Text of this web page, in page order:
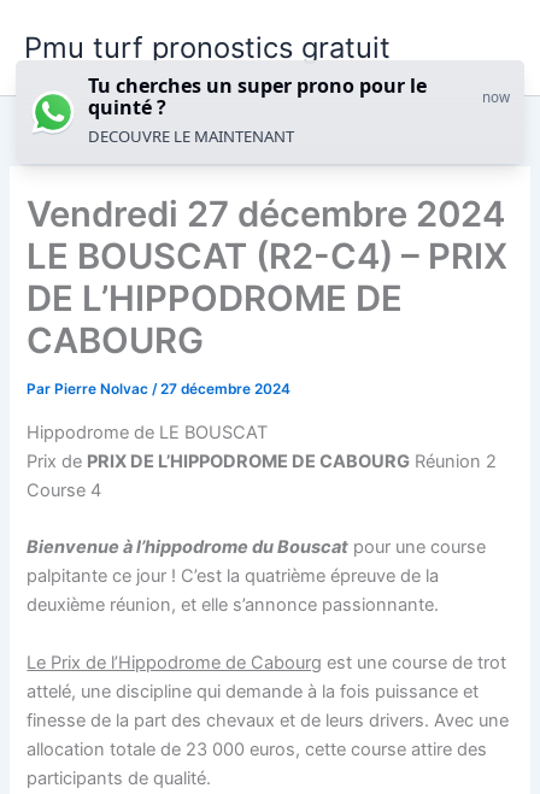
Pmu turf pronostics gratuit
Vendredi 27 décembre 2024
LE BOUSCAT (R2-C4) – PRIX
DE L’HIPPODROME DE
CABOURG
Par Pierre Nolvac/27 décembre 2024
Hippodrome de LE BOUSCAT
Prix de PRIX DE L’HIPPODROME DE CABOURG Réunion 2
Course 4
Bienvenue à l’hippodrome du Bouscat pour une course
palpitante ce jour ! C’est la quatrième épreuve de la
deuxième réunion, et elle s’annonce passionnante.
Le Prix de l’Hippodrome de Cabourg est une course de trot
attelé, une discipline qui demande à la fois puissance et
finesse de la part des chevaux et de leurs drivers. Avec une
allocation totale de 23 000 euros, cette course attire des
participants de qualité.
Tu cherches un super prono pour le
quinté ?
now
DECOUVRE LE MAINTENANT